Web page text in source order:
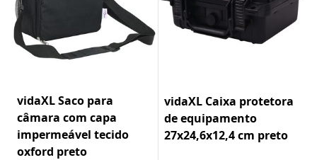
vidaXL Saco para
câmara com capa
impermeável tecido
oxford preto
vidaXL Caixa protetora
de equipamento
27x24,6x12,4 cm preto